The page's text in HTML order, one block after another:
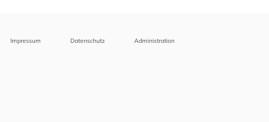
Impressum Datenschutz Administration